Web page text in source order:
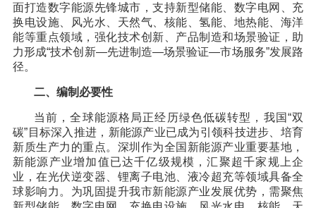
面打造数字能源先锋城市，支持新型储能、数字电网、充
换电设施、风光水、天然气、核能、氢能、地热能、海洋
能等重点领域，强化技术创新、产品制造和场景验证，助
力形成“技术创新—先进制造—场景验证—市场服务”发展路
径。
二、编制必要性
当前，全球能源格局正经历绿色低碳转型，我国“双
碳”目标深入推进，新能源产业已成为引领科技进步、培育
新质生产力的重点。深圳作为全国新能源产业重要基地，
新能源产业增加值已达千亿级规模，汇聚超千家规上企
业，在光伏逆变器、锂离子电池、液冷超充等领域具备全
球影响力。为巩固提升我市新能源产业发展优势，需聚焦